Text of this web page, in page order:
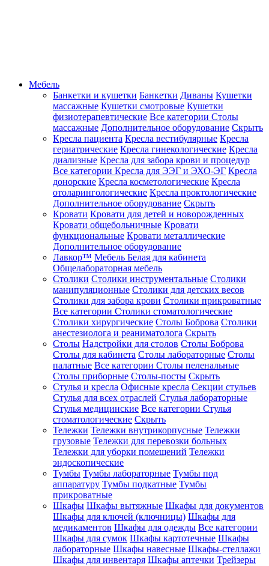
Мебель
Банкетки и кушетки Банкетки Диваны Кушетки
массажные Кушетки смотровые Кушетки
физиотерапевтические Все категории Столы
массажные Дополнительное оборудование Скрыть
Кресла пациента Кресла вестибулярные Кресла
гериатрические Кресла гинекологические Кресла
диализные Кресла для забора крови и процедур
Все категории Кресла для ЭЭГ и ЭХО-ЭГ Кресла
донорские Кресла косметологические Кресла
отоларингологические Кресла проктологические
Дополнительное оборудование Скрыть
Кровати Кровати для детей и новорожденных
Кровати общебольничные Кровати
функциональные Кровати металлические
Дополнительное оборудование
Лавкор™ Мебель Белая для кабинета
Общелабораторная мебель
Столики Столики инструментальные Столики
манипуляционные Столики для детских весов
Столики для забора крови Столики прикроватные
Все категории Столики стоматологические
Столики хирургические Столы Боброва Столики
анестезиолога и реаниматолога Скрыть
Столы Надстройки для столов Столы Боброва
Столы для кабинета Столы лабораторные Столы
палатные Все категории Столы пеленальные
Столы приборные Столы-посты Скрыть
Стулья и кресла Офисные кресла Секции стульев
Стулья для всех отраслей Стулья лабораторные
Стулья медицинские Все категории Стулья
стоматологические Скрыть
Тележки Тележки внутрикорпусные Тележки
грузовые Тележки для перевозки больных
Тележки для уборки помещений Тележки
эндоскопические
Тумбы Тумбы лабораторные Тумбы под
аппаратуру Тумбы подкатные Тумбы
прикроватные
Шкафы Шкафы вытяжные Шкафы для документов
Шкафы для ключей (ключницы) Шкафы для
медикаментов Шкафы для одежды Все категории
Шкафы для сумок Шкафы картотечные Шкафы
лабораторные Шкафы навесные Шкафы-стеллажи
Шкафы для инвентаря Шкафы аптечки Трейзеры